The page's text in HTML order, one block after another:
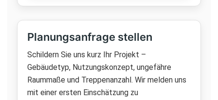
Planungsanfrage stellen
Schildern Sie uns kurz Ihr Projekt –
Gebäudetyp, Nutzungskonzept, ungefähre
Raummaße und Treppenanzahl. Wir melden uns
mit einer ersten Einschätzung zu